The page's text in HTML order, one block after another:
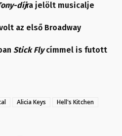
díjra jelölt musicalje
az első Broadway
Stick Flycímmel is futott
Alicia Keys Hell's Kitchen